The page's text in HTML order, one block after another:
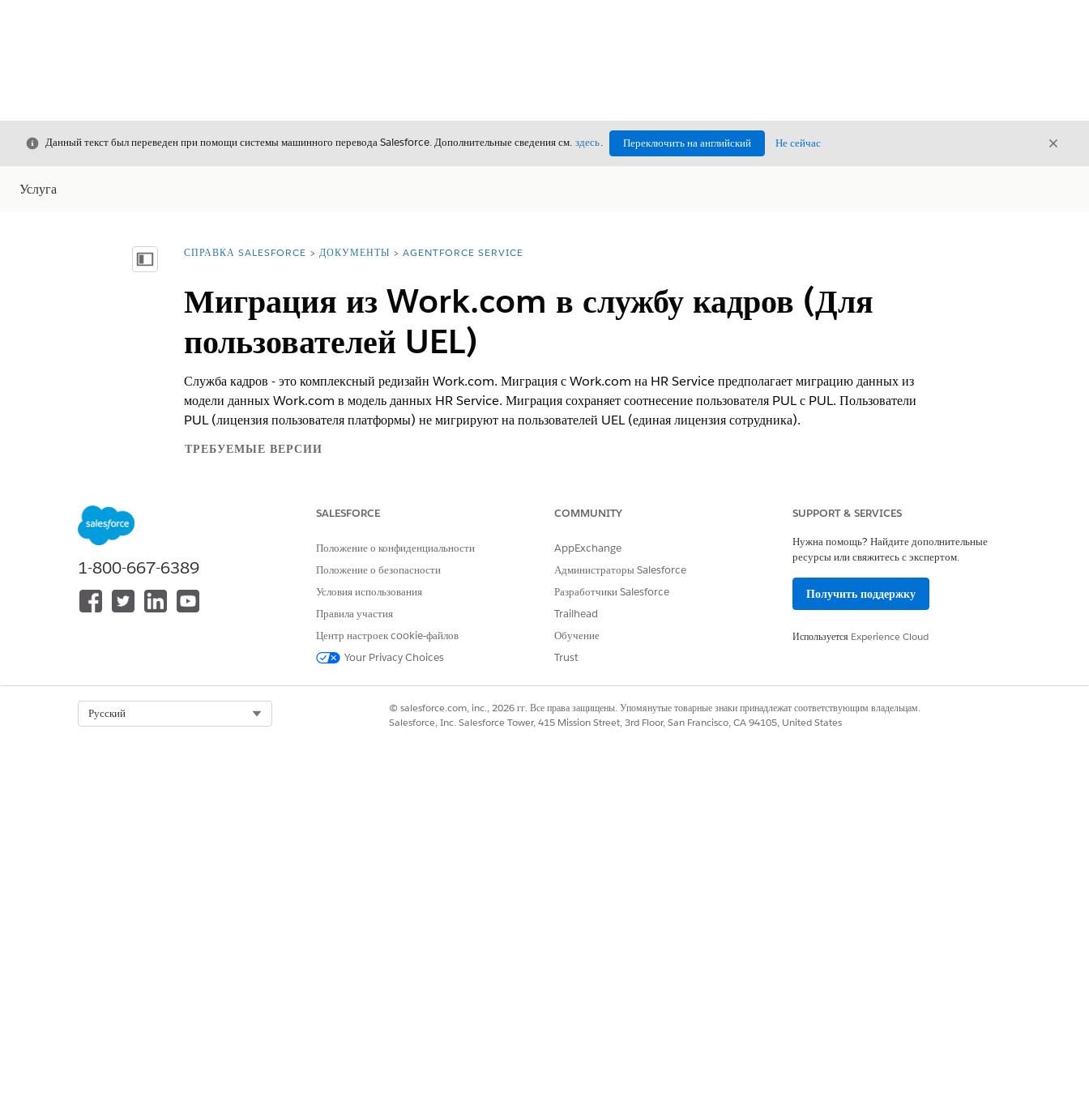
Закрыть
Данный текст был переведен при помощи системы машинного перевода Salesforce. Дополнительные сведения см. здесь. Переключить на английский Не сейчас
Услуга
Показать содержание
Вы находитесь здесь:
СПРАВКА SALESFORCE ДОКУМЕНТЫ AGENTFORCE SERVICE
Миграция из Work.com в службу кадров (Для
пользователей UEL)
Служба кадров - это комплексный редизайн Work.com. Миграция с Work.com на HR Service предполагает миграцию данных из
модели данных Work.com в модель данных HR Service. Миграция сохраняет соотнесение пользователя PUL с PUL. Пользователи
PUL (лицензия пользователя платформы) не мигрируют на пользователей UEL (единая лицензия сотрудника).
ТРЕБУЕМЫЕ ВЕРСИИ
Вопросы и ответы о миграции
Просмотрите распространенные вопросы о миграции с Work.com на службу кадров, включительно с паритетом функций, лицензированием,
поддержкой поэтапного развертывания и поведением модели данных.
Чтобы добавить настраиваемое поле в объект «Организация», выполните указанные ниже действия.
Настройте лицензии, полномочия и оснастку миграции для миграции данных сотрудников Work.com в службу кадров.
Пользователи лицензии пользователя платформы (PUL) и пользователи UEL используют разные алгоритмы общего доступа. Без соответствующих
элементов управления пользователи PUL могут редактировать обращения, за которые они не ответственны, или просматривать внутренние
комментарии к обращениям. Просмотрите параметры ниже, чтобы предотвратить нежелательный доступ. Хотя проверка не обязательна,
1-800-667-6389
SALESFORCE
Положение о конфиденциальности
Положение о безопасности
Условия использования
Правила участия
Центр настроек cookie-файлов
Your Privacy Choices
COMMUNITY
AppExchange
Администраторы Salesforce
Разработчики Salesforce
Trailhead
Обучение
Trust
SUPPORT & SERVICES
Нужна помощь? Найдите дополнительные
ресурсы или свяжитесь с экспертом.
Получить поддержку
Используется Experience Cloud
Русский
© salesforce.com, inc., 2026 гг. Все права защищены. Упомянутые товарные знаки принадлежат соответствующим владельцам.
Salesforce, Inc. Salesforce Tower, 415 Mission Street, 3rd Floor, San Francisco, CA 94105, United States